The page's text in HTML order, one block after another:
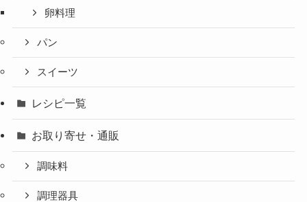
卵料理
パン
スイーツ
レシピ一覧
お取り寄せ・通販
調味料
調理器具